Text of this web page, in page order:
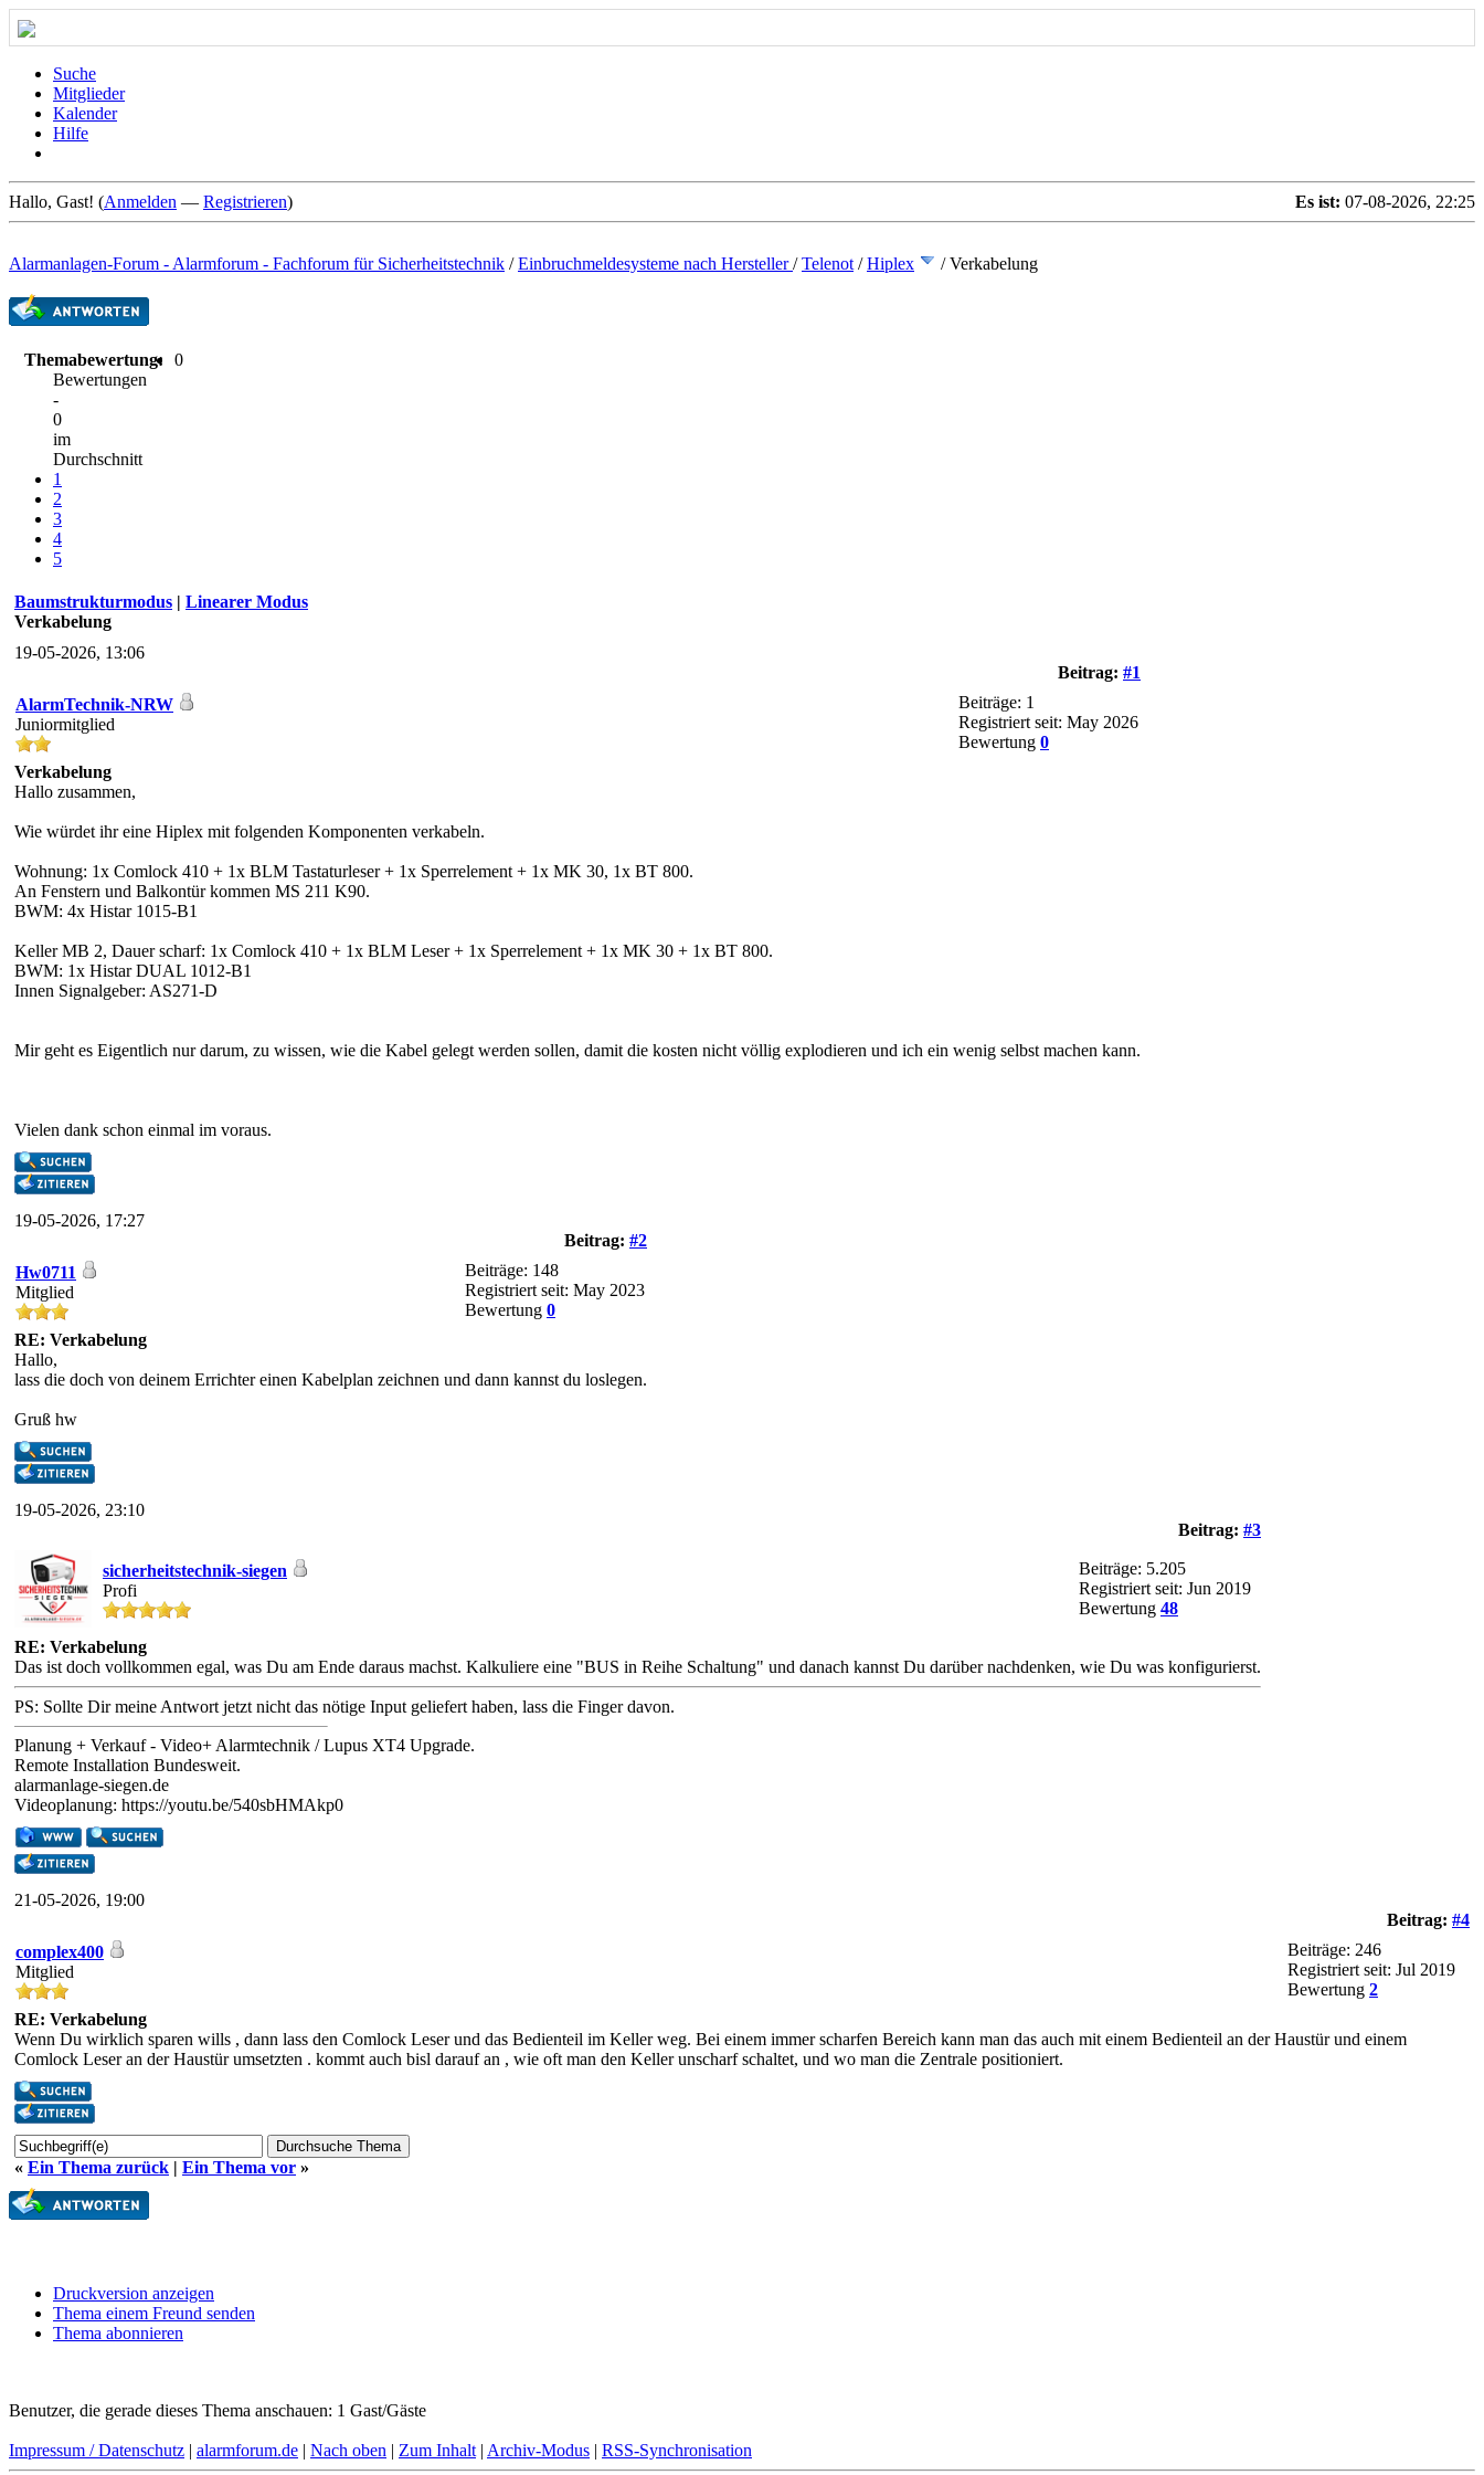
Suche
Mitglieder
Kalender
Hilfe
Es ist: 07-08-2026, 22:25
Hallo, Gast! (Anmelden — Registrieren)
Alarmanlagen-Forum - Alarmforum - Fachforum für Sicherheitstechnik /Einbruchmeldesysteme nach Hersteller/Telenot /Hiplex /Verkabelung
Themabewertung:
0
Bewertungen
-
0
im
Durchschnitt
1
2
3
4
5
Baumstrukturmodus | Linearer Modus
Verkabelung
19-05-2026, 13:06
Beitrag: #1
AlarmTechnik-NRW
Juniormitglied
Beiträge: 1
Registriert seit: May 2026
Bewertung 0
Verkabelung
Hallo zusammen,
Wie würdet ihr eine Hiplex mit folgenden Komponenten verkabeln.
Wohnung: 1x Comlock 410 + 1x BLM Tastaturleser + 1x Sperrelement + 1x MK 30, 1x BT 800.
An Fenstern und Balkontür kommen MS 211 K90.
BWM: 4x Histar 1015-B1
Keller MB 2, Dauer scharf: 1x Comlock 410 + 1x BLM Leser + 1x Sperrelement + 1x MK 30 + 1x BT 800.
BWM: 1x Histar DUAL 1012-B1
Innen Signalgeber: AS271-D
Mir geht es Eigentlich nur darum, zu wissen, wie die Kabel gelegt werden sollen, damit die kosten nicht völlig explodieren und ich ein wenig selbst machen kann.
Vielen dank schon einmal im voraus.
19-05-2026, 17:27
Beitrag: #2
Hw0711
Mitglied
Beiträge: 148
Registriert seit: May 2023
Bewertung 0
RE: Verkabelung
Hallo,
lass die doch von deinem Errichter einen Kabelplan zeichnen und dann kannst du loslegen.
Gruß hw
19-05-2026, 23:10
Beitrag: #3
sicherheitstechnik-siegen
Profi
Beiträge: 5.205
Registriert seit: Jun 2019
Bewertung 48
RE: Verkabelung
Das ist doch vollkommen egal, was Du am Ende daraus machst. Kalkuliere eine "BUS in Reihe Schaltung" und danach kannst Du darüber nachdenken, wie Du was konfigurierst.
PS: Sollte Dir meine Antwort jetzt nicht das nötige Input geliefert haben, lass die Finger davon.
Planung + Verkauf - Video+ Alarmtechnik / Lupus XT4 Upgrade.
Remote Installation Bundesweit.
alarmanlage-siegen.de
Videoplanung: https://youtu.be/540sbHMAkp0
21-05-2026, 19:00
Beitrag: #4
complex400
Mitglied
Beiträge: 246
Registriert seit: Jul 2019
Bewertung 2
RE: Verkabelung
Wenn Du wirklich sparen wills , dann lass den Comlock Leser und das Bedienteil im Keller weg. Bei einem immer scharfen Bereich kann man das auch mit einem Bedienteil an der Haustür und einem
Comlock Leser an der Haustür umsetzten . kommt auch bisl darauf an , wie oft man den Keller unscharf schaltet, und wo man die Zentrale positioniert.
« Ein Thema zurück | Ein Thema vor »
Druckversion anzeigen
Thema einem Freund senden
Thema abonnieren
Benutzer, die gerade dieses Thema anschauen: 1 Gast/Gäste
Impressum / Datenschutz | alarmforum.de | Nach oben | Zum Inhalt | Archiv-Modus | RSS-Synchronisation